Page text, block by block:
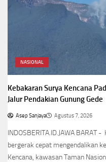
NASIONAL
Kebakaran Surya Kencana
Jalur Pendakian Gunung Gede
Asep Sanjaya Agustus 7, 2026
INDOSBERITA.ID.JAWA BARAT
bergerak cepat mengendalikan
Kencana, kawasan Taman